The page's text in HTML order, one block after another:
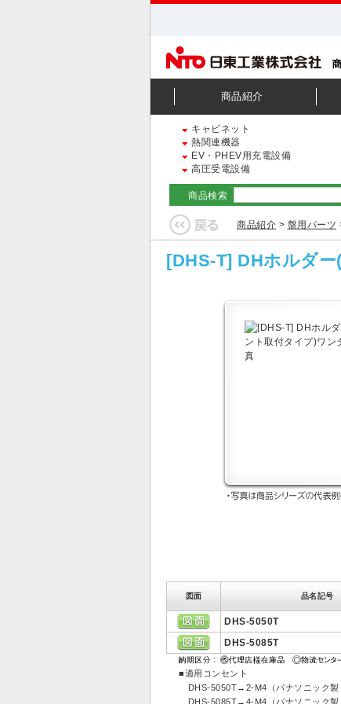
商品紹介
キャビネット
熱関連機器
EV・PHEV用充電設備
高圧受電設備
商品検索
商品紹介 > 盤用パーツ
[DHS-T] DHホルダ
図面 品名記号
DHS-5050T
DHS-5085T
■適用コンセント
DHS-5050T→2-M4（パナソニック製
DHS-5085T→4-M4（パナソニック製